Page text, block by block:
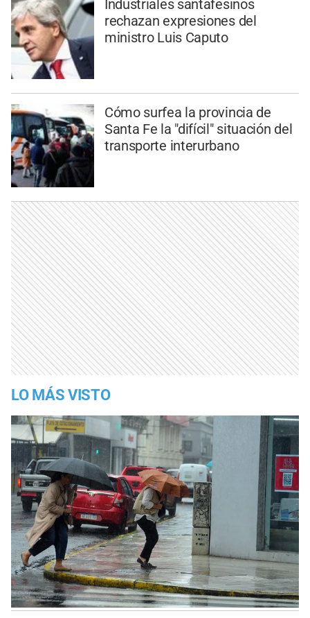
Industriales santafesinos
rechazan expresiones del
ministro Luis Caputo
Cómo surfea la provincia de
Santa Fe la "difícil" situación del
transporte interurbano
LO MÁS VISTO